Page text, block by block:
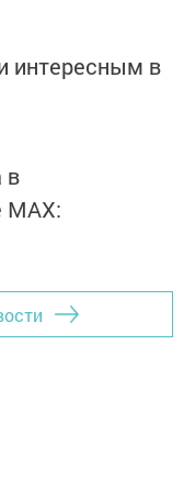
интересным в
в
MАХ: